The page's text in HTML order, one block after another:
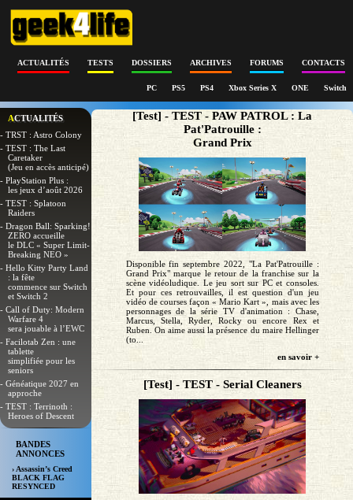
ACTUALITÉS TESTS DOSSIERS ARCHIVES FORUMS CONTACTS
PC PS5 PS4 Xbox Series X ONE Switch
ACTUALITÉS
- TRST : Astro Colony
- TEST : The Last
Caretaker
(Jeu en accès anticipé)
- PlayStation Plus :
les jeux d’août 2026
- TEST : Splatoon
Raiders
- Dragon Ball: Sparking!
ZERO accueille
le DLC « Super Limit-
Breaking NEO »
- Hello Kitty Party Land
: la fête
commence sur Switch
et Switch 2
- Call of Duty: Modern
Warfare 4
sera jouable à l’EWC
- Facilotab Zen : une
tablette
simplifiée pour les
seniors
- Généatique 2027 en
approche
- TEST : Terrinoth :
Heroes of Descent
BANDES
ANNONCES
› Assassin’s Creed
BLACK FLAG
RESYNCED
[Test] - TEST - PAW PATROL : La
Pat'Patrouille :
Grand Prix
Disponible fin septembre 2022, "La Pat'Patrouille :
Grand Prix" marque le retour de la franchise sur la
scène vidéoludique. Le jeu sort sur PC et consoles.
Et pour ces retrouvailles, il est question d'un jeu
vidéo de courses façon « Mario Kart », mais avec les
personnages de la série TV d'animation : Chase,
Marcus, Stella, Ryder, Rocky ou encore Rex et
Ruben. On aime aussi la présence du maire Hellinger
(to...
en savoir +
[Test] - TEST - Serial Cleaners